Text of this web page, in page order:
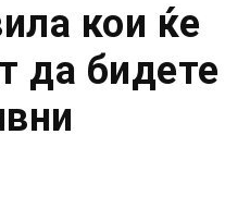
кои ќе
да бидете